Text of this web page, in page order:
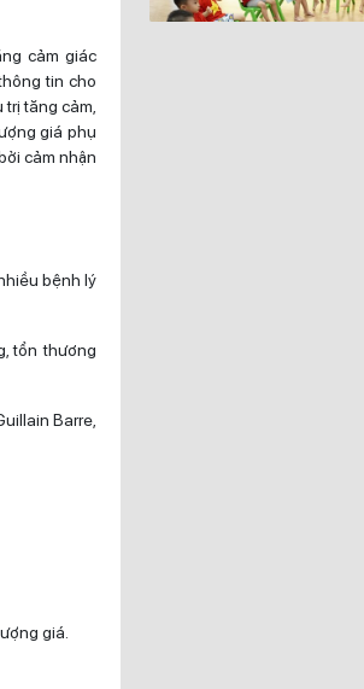
cảm giác
tin cho
tăng cảm,
giá phụ
cảm nhận
bệnh lý
tổn thương
Barre,
giá.